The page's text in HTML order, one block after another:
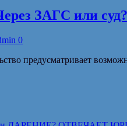
ЗАГС или
0
предусматривает